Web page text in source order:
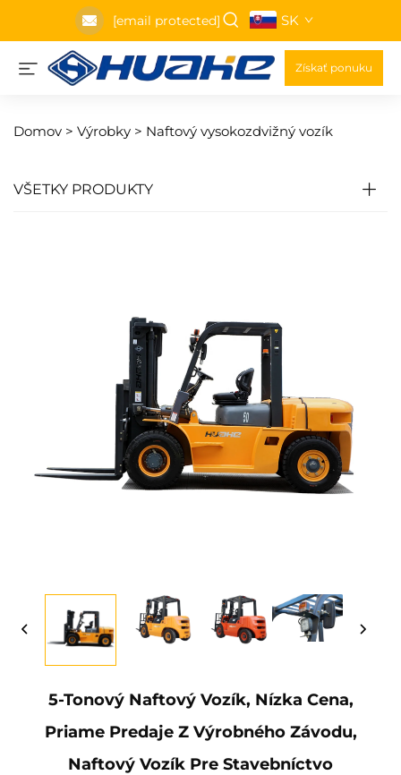
[email protected] SK
Získať ponuku
Domov > Výrobky > Naftový vysokozdvižný vozík
VŠETKY PRODUKTY
5-Tonový Naftový Vozík, Nízka Cena,
Priame Predaje Z Výrobného Závodu,
Naftový Vozík Pre Stavebníctvo